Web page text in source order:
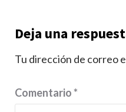
Deja una
Tu dirección de correo
Comentario*